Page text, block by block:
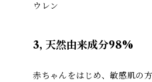
ウレン
3, 天然由来成分98%
赤ちゃんをはじめ、敏感肌の